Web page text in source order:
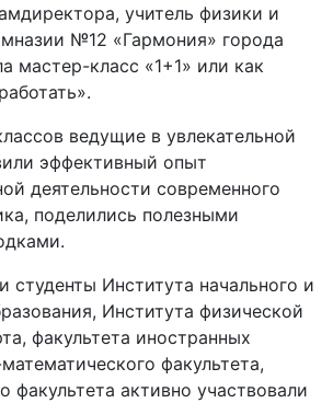
учитель физики и
№12 «Гармония» города
мастер-класс «1+1» или как
ведущие в увлекательной
эффективный опыт
деятельности современного
поделились полезными
студенты Института начального и
Института физической
факультета иностранных
факультета,
факультета активно участвовали